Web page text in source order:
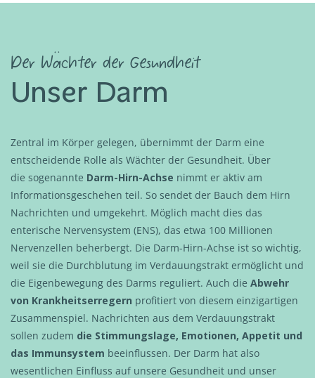
Der Wächter der Gesundheit
Unser Darm
Zentral im Körper gelegen, übernimmt der Darm eine
entscheidende Rolle als Wächter der Gesundheit. Über
die sogenannte Darm-Hirn-Achse nimmt er aktiv am
Informationsgeschehen teil. So sendet der Bauch dem Hirn
Nachrichten und umgekehrt. Möglich macht dies das
enterische Nervensystem (ENS), das etwa 100 Millionen
Nervenzellen beherbergt. Die Darm-Hirn-Achse ist so wichtig,
weil sie die Durchblutung im Verdauungstrakt ermöglicht und
die Eigenbewegung des Darms reguliert. Auch die Abwehr
von Krankheitserregern profitiert von diesem einzigartigen
Zusammenspiel. Nachrichten aus dem Verdauungstrakt
sollen zudem die Stimmungslage, Emotionen, Appetit und
das Immunsystem beeinflussen. Der Darm hat also
wesentlichen Einfluss auf unsere Gesundheit und unser